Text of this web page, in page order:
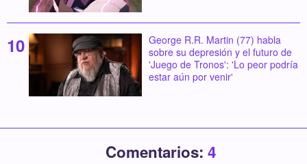
George R.R. Martin (77) habla
sobre su depresión y el futuro de
'Juego de Tronos': 'Lo peor podría
estar aún por venir'
Comentarios: 4